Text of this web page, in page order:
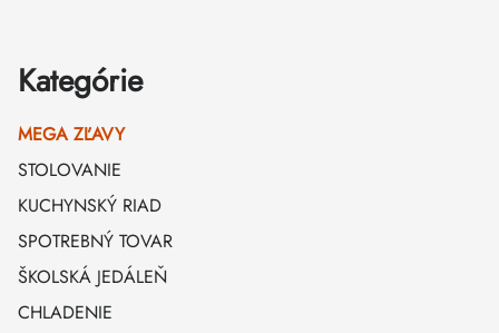
Kategórie
MEGA ZĽAVY
STOLOVANIE
KUCHYNSKÝ RIAD
SPOTREBNÝ TOVAR
ŠKOLSKÁ JEDÁLEŇ
CHLADENIE